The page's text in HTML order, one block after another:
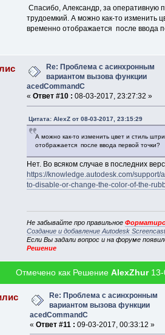
Спасибо, Александр, за
трудоемкий. А можно как-то изменить
временно отображается после ввода
Re: Проблема с асинхронным
вариантом вызова функции
acedCommandC
« Ответ #10 : 08-03-2017, 23:27:32 »
Цитата: AlexZ от 08-03-2017, 23:15:29
А можно как-то изменить цвет и стиль
отображается после ввода первой точки?
Нет. Во всяком случае в последних
https://knowledge.autodesk.com/
to-disable-or-change-the-color-of-the-
Не забывайте про правильное
Создание и добавление Autodesk
Если Вы задали вопрос и на форуме
Решение
Отмечено как Решение AlexZhur13-
Re: Проблема с асинхронным
вариантом вызова функции
acedCommandC
« Ответ #11 : 09-03-2017, 00:33:12 »